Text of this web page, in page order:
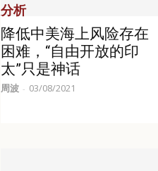
分析
降低中美海上风险存在
困难，“自由开放的印
太”只是神话
周波 - 03/08/2021